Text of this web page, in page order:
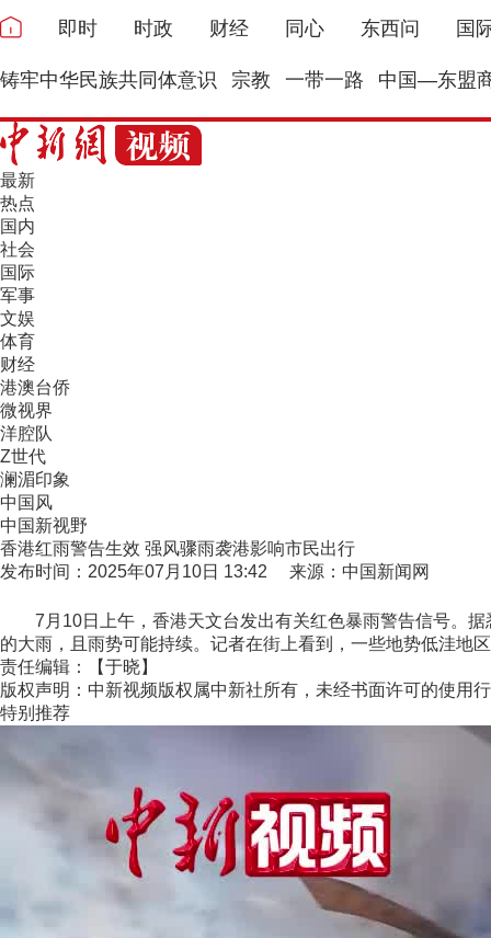
即时 时政 财经 同心 东西问 国
铸牢中华民族共同体意识 宗教 一带一路 中国—东盟
最新
热点
国内
社会
国际
军事
文娱
体育
财经
港澳台侨
微视界
洋腔队
Z世代
澜湄印象
中国风
中国新视野
香港红雨警告生效 强风骤雨袭港影响市民出行
发布时间：2025年07月10日 13:42 来源：中国新闻网
7月10日上午，香港天文台发出有关红色暴雨警告信号。据
的大雨，且雨势可能持续。记者在街上看到，一些地势低洼
责任编辑：【于晓】
版权声明：中新视频版权属中新社所有，未经书面许可的使用
特别推荐